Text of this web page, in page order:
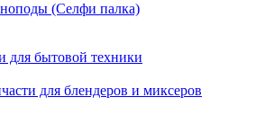
(Селфи палка)
для бытовой техники
для блендеров и миксеров